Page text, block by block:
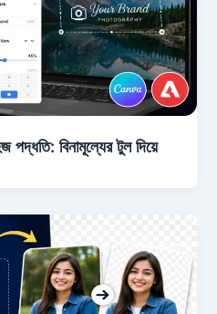
পদ্ধতি: বিনামূল্যের টুল দিয়ে